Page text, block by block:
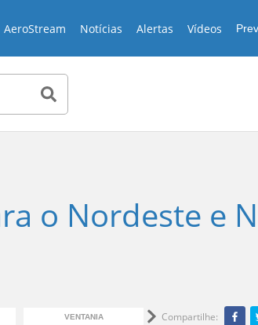
AeroStream Notícias Alertas Vídeos
o Nordeste e
VENTANIA RAIOS
Compartilhe: